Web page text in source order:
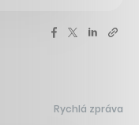
Rychlá zpráva